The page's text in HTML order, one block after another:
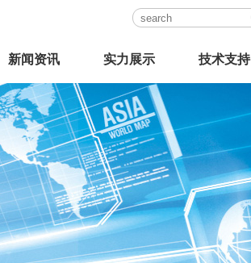
新闻资讯 实力展示 技术支持